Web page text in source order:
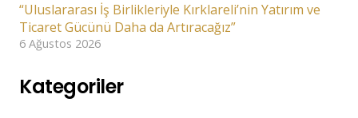
“Uluslararası İş Birlikleriyle Kırklareli’nin Yatırım ve
Ticaret Gücünü Daha da Artıracağız”
6 Ağustos 2026
Kategoriler